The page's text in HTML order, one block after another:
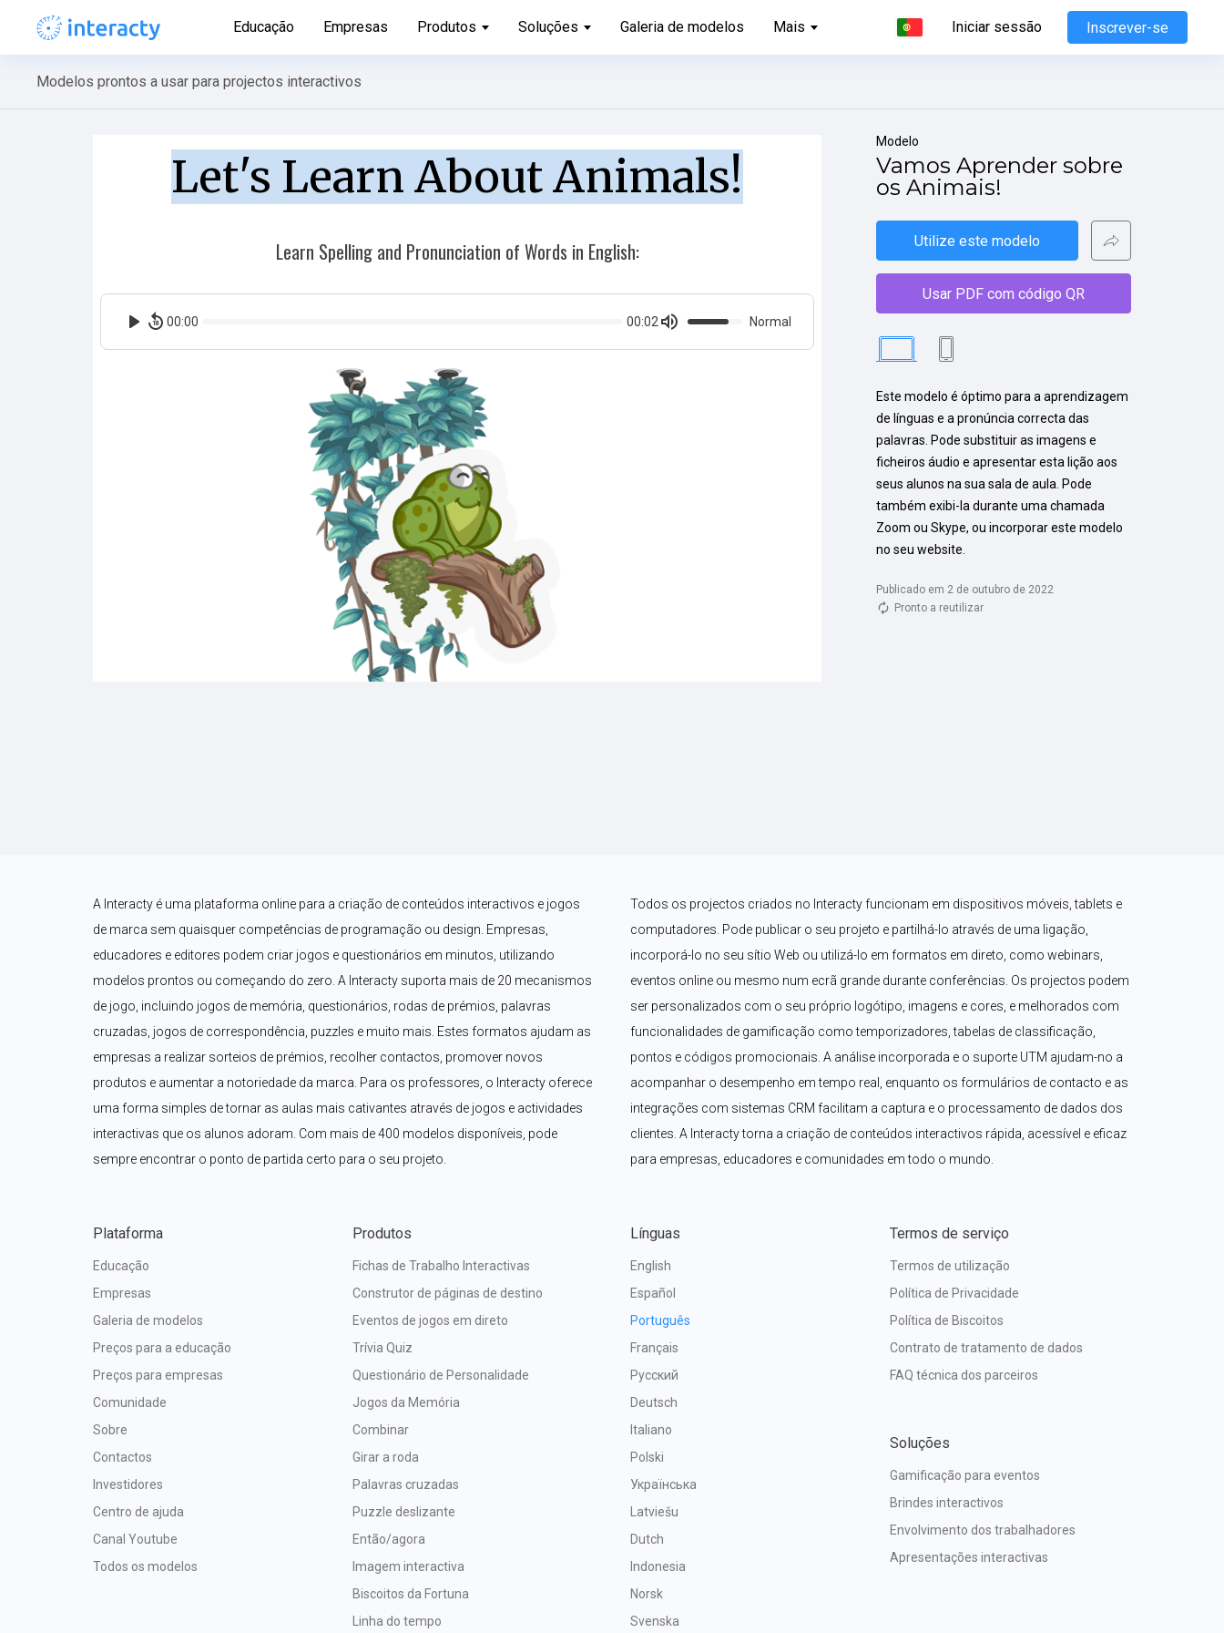
Educação Empresas Produtos Soluções Galeria de modelos Mais Iniciar sessão Inscrever-se
Modelos prontos a usar para projectos interactivos
Modelo
Vamos Aprender sobre
os Animais!
Utilize este modelo
Usar PDF com código QR
Este modelo é óptimo para a aprendizagem
de línguas e a pronúncia correcta das
palavras. Pode substituir as imagens e
ficheiros áudio e apresentar esta lição aos
seus alunos na sua sala de aula. Pode
também exibi-la durante uma chamada
Zoom ou Skype, ou incorporar este modelo
no seu website.
Publicado em 2 de outubro de 2022
Pronto a reutilizar
A Interacty é uma plataforma online para a criação de conteúdos interactivos e jogos
de marca sem quaisquer competências de programação ou design. Empresas,
educadores e editores podem criar jogos e questionários em minutos, utilizando
modelos prontos ou começando do zero. A Interacty suporta mais de 20 mecanismos
de jogo, incluindo jogos de memória, questionários, rodas de prémios, palavras
cruzadas, jogos de correspondência, puzzles e muito mais. Estes formatos ajudam as
empresas a realizar sorteios de prémios, recolher contactos, promover novos
produtos e aumentar a notoriedade da marca. Para os professores, o Interacty oferece
uma forma simples de tornar as aulas mais cativantes através de jogos e actividades
interactivas que os alunos adoram. Com mais de 400 modelos disponíveis, pode
sempre encontrar o ponto de partida certo para o seu projeto.
Todos os projectos criados no Interacty funcionam em dispositivos móveis, tablets e
computadores. Pode publicar o seu projeto e partilhá-lo através de uma ligação,
incorporá-lo no seu sítio Web ou utilizá-lo em formatos em direto, como webinars,
eventos online ou mesmo num ecrã grande durante conferências. Os projectos podem
ser personalizados com o seu próprio logótipo, imagens e cores, e melhorados com
funcionalidades de gamificação como temporizadores, tabelas de classificação,
pontos e códigos promocionais. A análise incorporada e o suporte UTM ajudam-no a
acompanhar o desempenho em tempo real, enquanto os formulários de contacto e as
integrações com sistemas CRM facilitam a captura e o processamento de dados dos
clientes. A Interacty torna a criação de conteúdos interactivos rápida, acessível e eficaz
para empresas, educadores e comunidades em todo o mundo.
Plataforma
Educação
Empresas
Galeria de modelos
Preços para a educação
Preços para empresas
Comunidade
Sobre
Contactos
Investidores
Centro de ajuda
Canal Youtube
Todos os modelos
Produtos
Fichas de Trabalho Interactivas
Construtor de páginas de destino
Eventos de jogos em direto
Trívia Quiz
Questionário de Personalidade
Jogos da Memória
Combinar
Girar a roda
Palavras cruzadas
Puzzle deslizante
Então/agora
Imagem interactiva
Biscoitos da Fortuna
Linha do tempo
Línguas
English
Español
Português
Français
Русский
Deutsch
Italiano
Polski
Українська
Latviešu
Dutch
Indonesia
Norsk
Svenska
Termos de serviço
Termos de utilização
Política de Privacidade
Política de Biscoitos
Contrato de tratamento de dados
FAQ técnica dos parceiros
Soluções
Gamificação para eventos
Brindes interactivos
Envolvimento dos trabalhadores
Apresentações interactivas